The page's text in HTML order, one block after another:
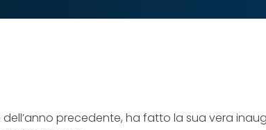
dell’anno precedente, ha fatto la sua vera